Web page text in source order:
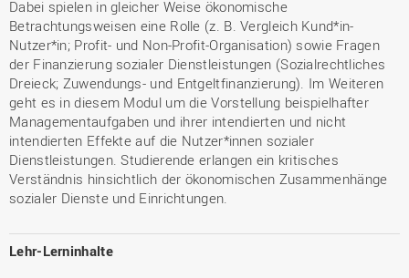
Dabei spielen in gleicher Weise ökonomische
Betrachtungsweisen eine Rolle (z. B. Vergleich Kund*in-
Nutzer*in; Profit- und Non-Profit-Organisation) sowie Fragen
der Finanzierung sozialer Dienstleistungen (Sozialrechtliches
Dreieck; Zuwendungs- und Entgeltfinanzierung). Im Weiteren
geht es in diesem Modul um die Vorstellung beispielhafter
Managementaufgaben und ihrer intendierten und nicht
intendierten Effekte auf die Nutzer*innen sozialer
Dienstleistungen. Studierende erlangen ein kritisches
Verständnis hinsichtlich der ökonomischen Zusammenhänge
sozialer Dienste und Einrichtungen.
Lehr-Lerninhalte